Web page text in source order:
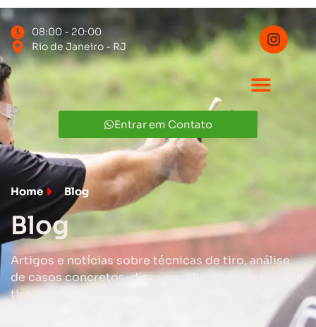
08:00 - 20:00
Rio de Janeiro - RJ
Entrar em Contato
Home Blog
Blog
Artigos e notícias sobre técnicas de tiro, análise
de casos concretos, dicas envolvendo o mundo do
tiro.